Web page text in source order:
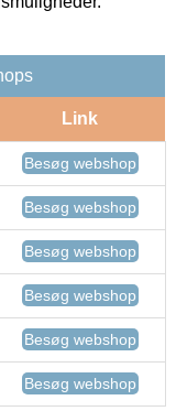
Link
Besøg webshop
Besøg webshop
Besøg webshop
Besøg webshop
Besøg webshop
Besøg webshop